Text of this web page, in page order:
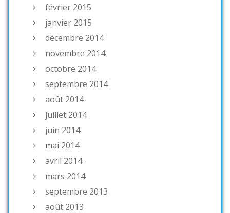
février 2015
janvier 2015
décembre 2014
novembre 2014
octobre 2014
septembre 2014
août 2014
juillet 2014
juin 2014
mai 2014
avril 2014
mars 2014
septembre 2013
août 2013